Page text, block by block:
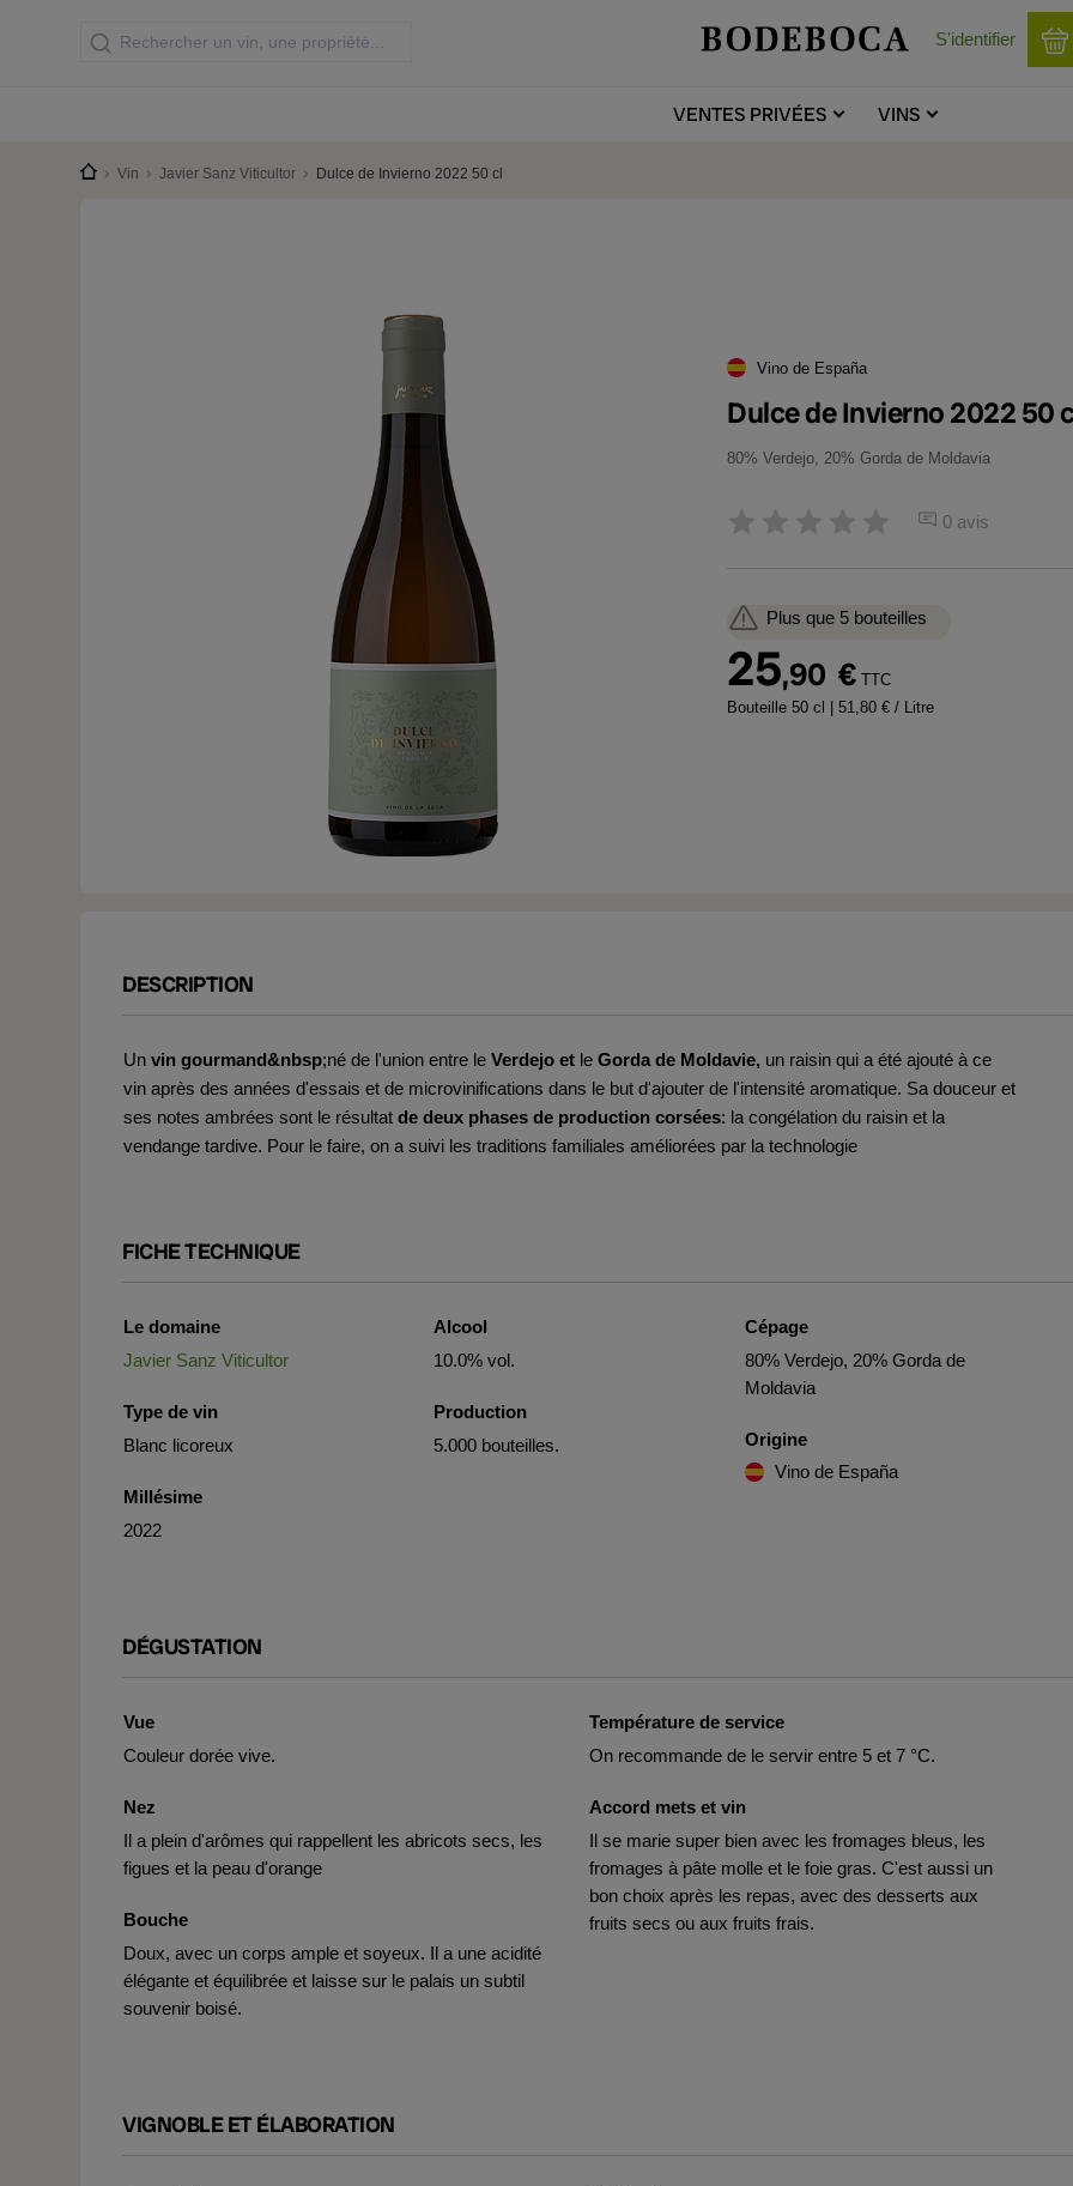
S'identifier
VENTES PRIVÉES VINS
Vin Javier Sanz Viticultor Dulce de Invierno 2022 50 cl
Vino de España
Dulce de Invierno 2022 50
80% Verdejo, 20% Gorda de Moldavia
0 avis
Plus que 5 bouteilles
25,90 € TTC
Bouteille 50 cl | 51,80 € / Litre
DESCRIPTION
Un vin gourmand&nbsp;né de l'union entre le Verdejo et le Gorda de Moldavie, un raisin qui a été ajouté à ce
vin après des années d'essais et de microvinifications dans le but d'ajouter de l'intensité aromatique. Sa douceur et
ses notes ambrées sont le résultat de deux phases de production corsées: la congélation du raisin et la
vendange tardive. Pour le faire, on a suivi les traditions familiales améliorées par la technologie
FICHE TECHNIQUE
Le domaine
Javier Sanz Viticultor
Type de vin
Blanc licoreux
Millésime
2022
Alcool
10.0% vol.
Production
5.000 bouteilles.
Cépage
80% Verdejo, 20% Gorda de
Moldavia
Origine
Vino de España
DÉGUSTATION
Vue
Couleur dorée vive.
Nez
Il a plein d'arômes qui rappellent les abricots secs, les
figues et la peau d'orange
Bouche
Doux, avec un corps ample et soyeux. Il a une acidité
élégante et équilibrée et laisse sur le palais un subtil
souvenir boisé.
Température de service
On recommande de le servir entre 5 et 7 °C.
Accord mets et vin
Il se marie super bien avec les fromages bleus, les
fromages à pâte molle et le foie gras. C'est aussi un
bon choix après les repas, avec des desserts aux
fruits secs ou aux fruits frais.
VIGNOBLE ET ÉLABORATION